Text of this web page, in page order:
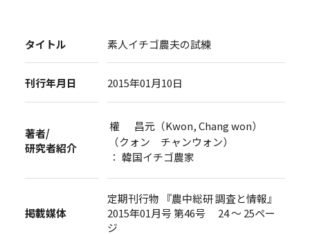
タイトル 素人イチゴ農夫の試練
刊行年月日 2015年01月10日
著者/
研究者紹介
權 昌元（Kwon, Chang won）
（クォン チャンウォン）
： 韓国イチゴ農家
掲載媒体
定期刊行物 『農中総研 調査と情報』
2015年01月号 第46号 24 ～ 25ペー
ジ